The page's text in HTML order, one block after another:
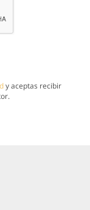
y aceptas recibir